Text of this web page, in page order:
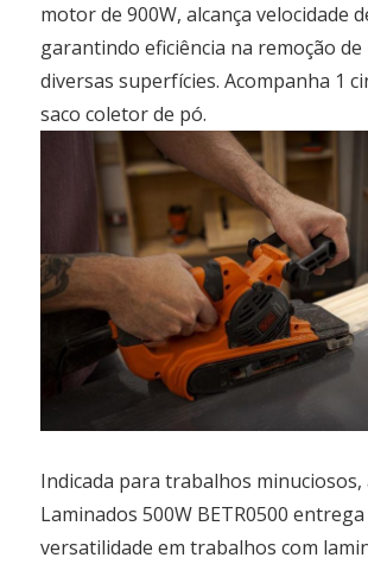
motor de 900W, alcança velocidade
garantindo eficiência na remoção
diversas superfícies. Acompanha 1
saco coletor de pó.
Indicada para trabalhos
Laminados 500W BETR0500
versatilidade em trabalhos com